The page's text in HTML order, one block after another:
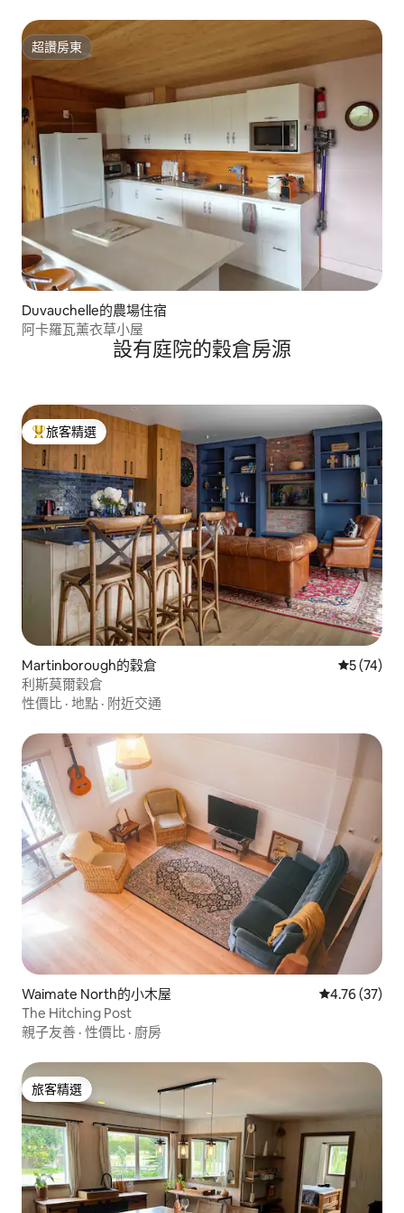
超讚房東
超讚房東
Duvauchelle的農場住宿
阿卡羅瓦薰衣草小屋
設有庭院的穀倉房源
旅客精選榜首
旅客精選
Martinborough的穀倉 從 74 則評
5 (74)
利斯莫爾穀倉
性價比 · 地點 · 附近交通
Waimate North的小木屋 從 37 則評價
4.76 (37)
The Hitching Post
親子友善 · 性價比 · 廚房
旅客精選
旅客精選